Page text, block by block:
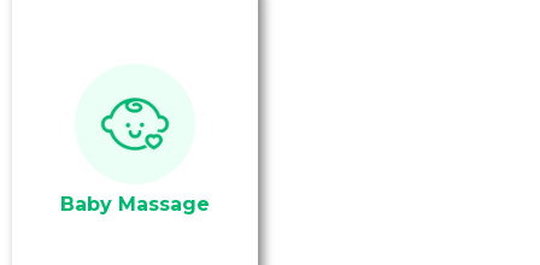
Baby Massage
Serangkaian pijat refleksi
bagi bayi, pijat
kembung bagi bayi,
hingga baby gym, yang